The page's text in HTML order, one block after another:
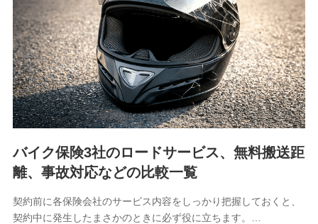
業務の委託
当社は利用目的の達成に必要な範囲内において個人情報
の取り扱いの全部または一部を委託する場合がありま
す。
個人データの共同利用
当社は株式会社NTTドコモとの間で、以下のとおり個
【共同して利用される利用データの項目】
取得した、以下の情報などの個人データ
バイク保険3社のロードサービス、無料搬送距
離、事故対応などの比較一覧
契約前に各保険会社のサービス内容をしっかり把握しておくと、
契約中に発生したまさかのときに必ず役に立ちます。…